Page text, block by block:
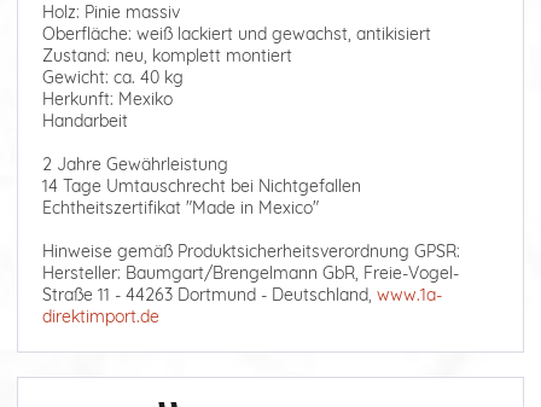
Holz: Pinie massiv
Oberfläche: weiß lackiert und gewachst, antikisiert
Zustand: neu, komplett montiert
Gewicht: ca. 40 kg
Herkunft: Mexiko
Handarbeit
2 Jahre Gewährleistung
14 Tage Umtauschrecht bei Nichtgefallen
Echtheitszertifikat "Made in Mexico"
Hinweise gemäß Produktsicherheitsverordnung GPSR:
Hersteller: Baumgart/Brengelmann GbR, Freie-Vogel-
Straße 11 - 44263 Dortmund - Deutschland, www.1a-
direktimport.de